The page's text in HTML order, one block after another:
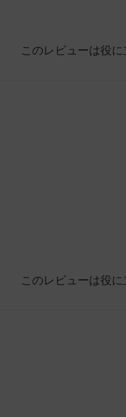
このレビューは役
このレビューは役